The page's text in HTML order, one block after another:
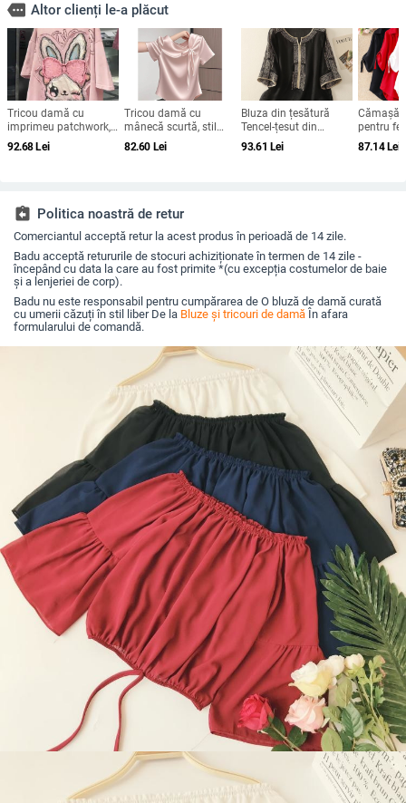
more Altor clienți le-a plăcut
Tricou damă cu
imprimeu patchwork,
mâneci scurte, plus
size, croială lejeră,
92.68Lei
Tricou damă cu
mânecă scurtă, stil
chinezesc, vară 2025,
design cu funda și
82.60 Lei
Bluza din țesătură
Tencel-țesut din
cânepă, croială lejeră,
mâneci medii, guler
93.61 Lei
Cămașă
pentru
medie,
mâneci
87.14Lei
assignment_return Politica noastră de retur
Comerciantul acceptă retur la acest produs în perioadă de 14 zile.
Badu acceptă retururile de stocuri achiziționate în termen de 14 zile -
începând cu data la care au fost primite *(cu excepția costumelor de baie
și a lenjeriei de corp).
Badu nu este responsabil pentru cumpărarea de O bluză de damă curată
cu umerii căzuți în stil liber De la Bluze și tricouri de damă În afara
formularului de comandă.